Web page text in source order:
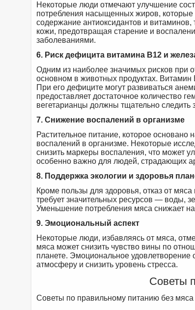
Некоторые люди отмечают улучшение
потребления насыщенных жиров,
содержание антиоксидантов и витаминов,
кожи, предотвращая старение и
заболеваниями.
6. Риск дефицита витамина B12 и
Одним из наиболее значимых рисков при
основном в животных продуктах.
При его дефиците могут развиваться
предоставляет достаточное количество
вегетарианцы должны тщательно следить
7. Снижение воспалений в организме
Растительное питание, которое
воспалений в организме. Некоторые
снизить маркеры воспаления, что может
особенно важно для людей, страдающих
8. Поддержка экологии и здоровья
Кроме пользы для здоровья, отказ от
требует значительных ресурсов — воды,
Уменьшение потребления мяса снижает
9. Эмоциональный аспект
Некоторые люди, избавляясь от мяса,
мяса может снизить чувство вины по
планете. Эмоциональное
атмосферу и снизить уровень стресса.
Советы
Советы по правильному питанию без мяса